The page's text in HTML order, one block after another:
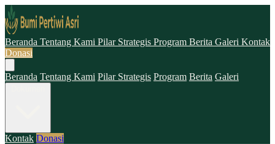
Beranda Tentang Kami Pilar Strategis Program Berita Galeri Kontak
Donasi
Beranda Tentang Kami Pilar Strategis Program Berita Galeri
Kontak Donasi